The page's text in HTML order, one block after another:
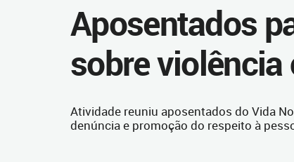
Aposentados
sobre
Atividade reuniu aposentados do Vida
denúncia e promoção do respeito à